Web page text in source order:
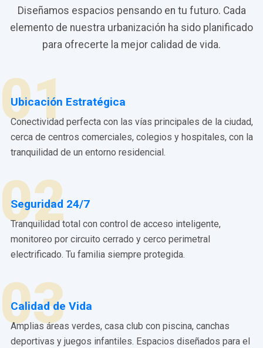
Diseñamos espacios pensando en tu futuro. Cada
elemento de nuestra urbanización ha sido planificado
para ofrecerte la mejor calidad de vida.
01
Ubicación Estratégica
Conectividad perfecta con las vías principales de la ciudad,
cerca de centros comerciales, colegios y hospitales, con la
tranquilidad de un entorno residencial.
02
Seguridad 24/7
Tranquilidad total con control de acceso inteligente,
monitoreo por circuito cerrado y cerco perimetral
electrificado. Tu familia siempre protegida.
03
Calidad de Vida
Amplias áreas verdes, casa club con piscina, canchas
deportivas y juegos infantiles. Espacios diseñados para el